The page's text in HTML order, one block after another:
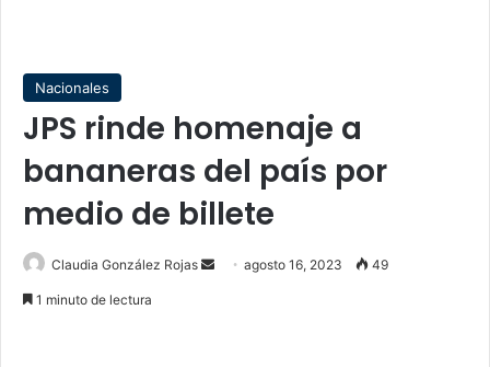
Nacionales
JPS rinde homenaje a
bananeras del país por
medio de billete
Claudia González Rojas
Sendagosto 16, 2023 49
1 minuto de lectura